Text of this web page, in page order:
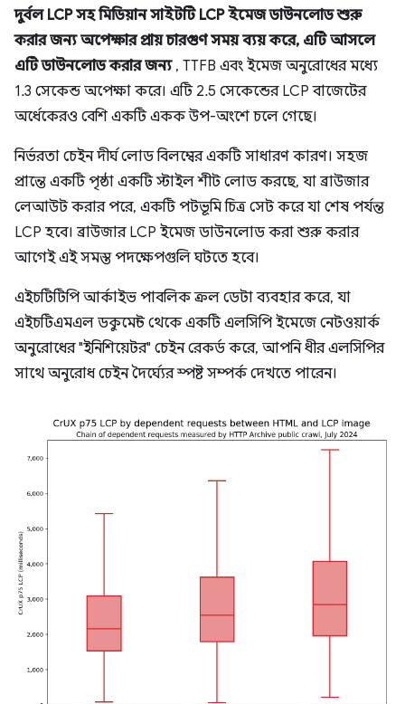
দুর্বল LCP সহ মিডিয়ান সাইটটি LCP ইমেজ ডাউনলোড শুরু
করার জন্য অপেক্ষার প্রায় চারগুণ সময় ব্যয় করে, এটি আসলে
এটি ডাউনলোড করার জন্য, TTFB এবং ইমেজ অনুরোধের মধ্যে
1.3 সেকেন্ড অপেক্ষা করে। এটি 2.5 সেকেন্ডের LCP বাজেটের
অর্ধেকেরও বেশি একটি একক উপ-অংশে চলে গেছে।
নির্ভরতা চেইন দীর্ঘ লোড বিলম্বের একটি সাধারণ কারণ। সহজ
প্রান্তে একটি পৃষ্ঠা একটি স্টাইল শীট লোড করছে, যা ব্রাউজার
লেআউট করার পরে, একটি পটভূমি চিত্র সেট করে যা শেষ পর্যন্ত
LCP হবে। ব্রাউজার LCP ইমেজ ডাউনলোড করা শুরু করার
আগেই এই সমস্ত পদক্ষেপগুলি ঘটতে হবে।
এইচটিটিপি আর্কাইভ পাবলিক ক্রল ডেটা ব্যবহার করে, যা
এইচটিএমএল ডকুমেন্ট থেকে একটি এলসিপি ইমেজে নেটওয়ার্ক
অনুরোধের "ইনিশিয়েটর" চেইন রেকর্ড করে, আপনি ধীর এলসিপির
সাথে অনুরোধ চেইন দৈর্ঘ্যের স্পষ্ট সম্পর্ক দেখতে পারেন।